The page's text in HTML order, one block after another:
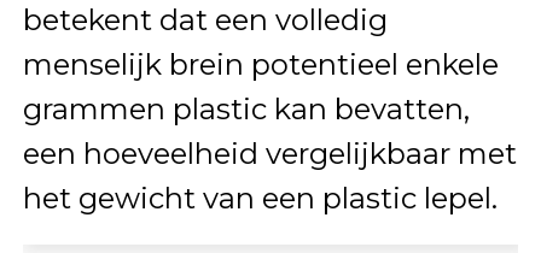
betekent dat een volledig
menselijk brein potentieel enkele
grammen plastic kan bevatten,
een hoeveelheid vergelijkbaar met
het gewicht van een plastic lepel.